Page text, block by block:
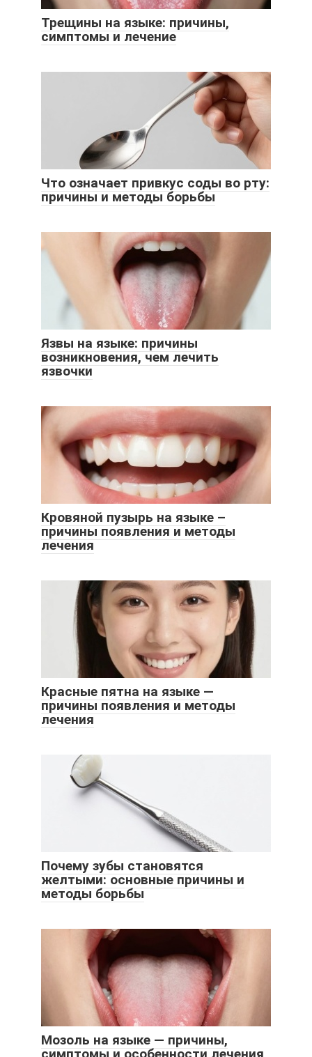
Трещины на языке: причины,
симптомы и лечение
Что означает привкус соды во рту:
причины и методы борьбы
Язвы на языке: причины
возникновения, чем лечить
язвочки
Кровяной пузырь на языке –
причины появления и методы
лечения
Красные пятна на языке —
причины появления и методы
лечения
Почему зубы становятся
желтыми: основные причины и
методы борьбы
Мозоль на языке — причины,